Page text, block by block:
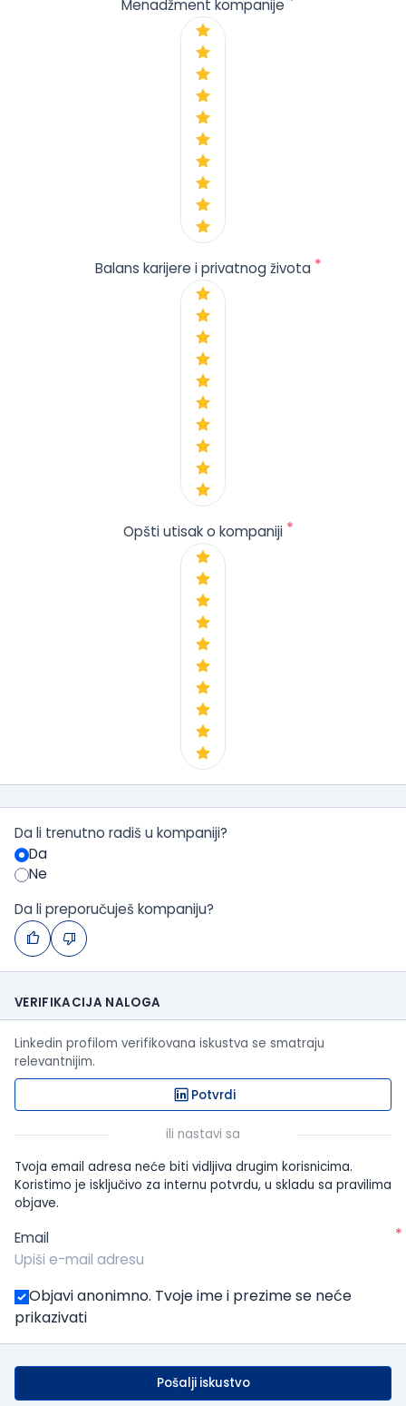
Menadžment kompanije
Balans karijere i privatnog života *
Opšti utisak o kompaniji *
Da li trenutno radiš u kompaniji?
Da
Ne
Da li preporučuješ kompaniju?
VERIFIKACIJA NALOGA
Linkedin profilom verifikovana iskustva se smatraju
relevantnijim.
Potvrdi
ili nastavi sa
Tvoja email adresa neće biti vidljiva drugim korisnicima.
Koristimo je isključivo za internu potvrdu, u skladu sa pravilima
objave.
Email *
Objavi anonimno. Tvoje ime i prezime se neće
prikazivati
Pošalji iskustvo